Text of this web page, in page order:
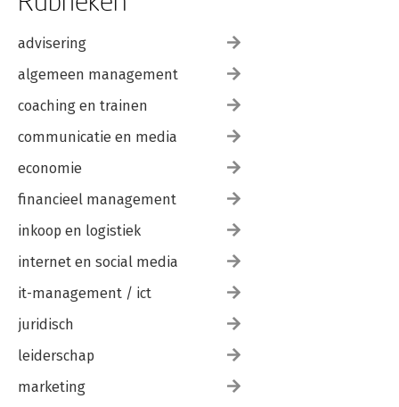
advisering
algemeen management
coaching en trainen
communicatie en media
economie
financieel management
inkoop en logistiek
internet en social media
it-management / ict
juridisch
leiderschap
marketing